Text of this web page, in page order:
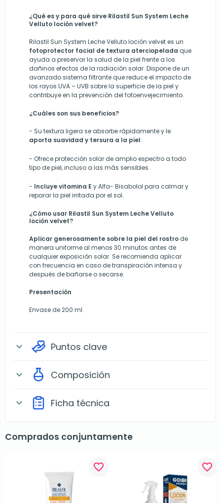
¿Qué es y para qué sirve Rilastil Sun System Leche
Velluto loción velvet?
Rilastil Sun System Leche Velluto loción velvet es un
fotoprotector facial de textura aterciopelada que
ayuda a preservar la salud de la piel frente a los
dañinos efectos de la radiación solar. Dispone de un
avanzado sistema filtrante que reduce el impacto de
los rayos UVA – UVB sobre la superficie de la piel y
contribuye en la prevención del fotoenvejecimiento.
¿Cuáles son sus beneficios?
- Su textura ligera se absorbe rápidamente y le
aporta suavidad y tersura a la piel.
- Ofrece protección solar de amplio espectro a todo
tipo de piel, incluso a las más sensibles.
- Incluye vitamina E y Alfa- Bisabolol para calmar y
reparar la piel irritada por el sol.
¿Cómo usar Rilastil Sun System Leche Velluto
loción velvet?
Aplicar generosamente sobre la piel del rostro de
manera uniforme al menos 30 minutos antes de
cualquier exposición solar. Se recomienda aplicar
con frecuencia en caso de transpiración intensa y
después de bañarse o secarse.
Presentación
Envase de 200 ml.
expand_more Puntos clave
expand_more Composición
expand_more Ficha técnica
Comprados conjuntamente
favorite_border favorite_border